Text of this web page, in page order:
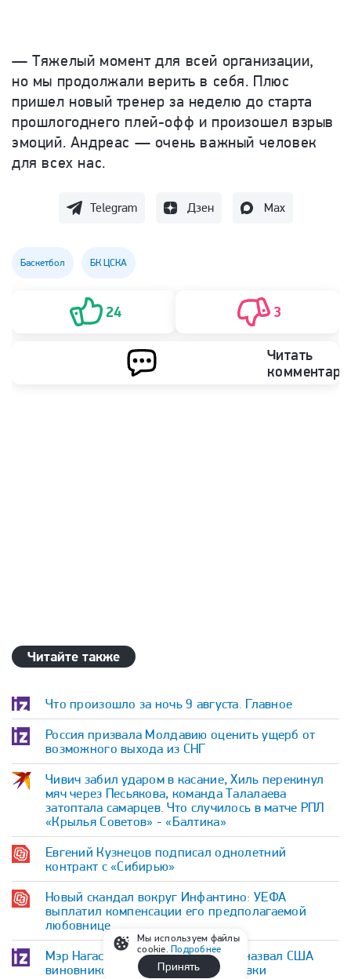
— Тяжелый момент для всей организации,
но мы продолжали верить в себя. Плюс
пришел новый тренер за неделю до старта
прошлогоднего плей-офф и произошел взрыв
эмоций. Андреас — очень важный человек
для всех нас.
Telegram Дзен Max
Баскетбол БК ЦСКА
24 3
Читать
Читайте также
Что произошло за ночь 9 августа. Главное
Россия призвала Молдавию оценить ущерб от
возможного выхода из СНГ
Чивич забил ударом в касание, Хиль перекинул
мяч через Песьякова, команда Талалаева
затоптала самарцев. Что случилось в матче РПЛ
«Крылья Советов» - «Балтика»
Евгений Кузнецов подписал однолетний
контракт с «Сибирью»
Новый скандал вокруг Инфантино: УЕФА
выплатил компенсации его предполагаемой
любовнице
Мэр Нагасаки в декларации мира назвал США
виновником атомной бомбардировки
Мы используем файлы
cookie.Подробнее
Принять